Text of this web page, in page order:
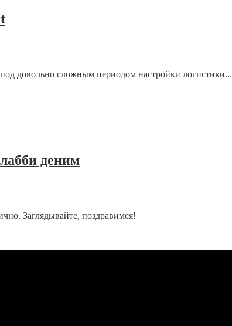
довольно сложным периодом настройки логистики...
деним
Заглядывайте, поздравимся!